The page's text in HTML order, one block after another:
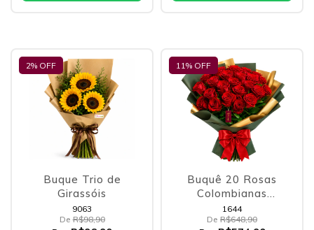
2% OFF
Buque Trio de
Girassóis
9063
De R$98,90
11% OFF
Buquê 20 Rosas
Colombianas
Vermelhas
1644
De R$648,90